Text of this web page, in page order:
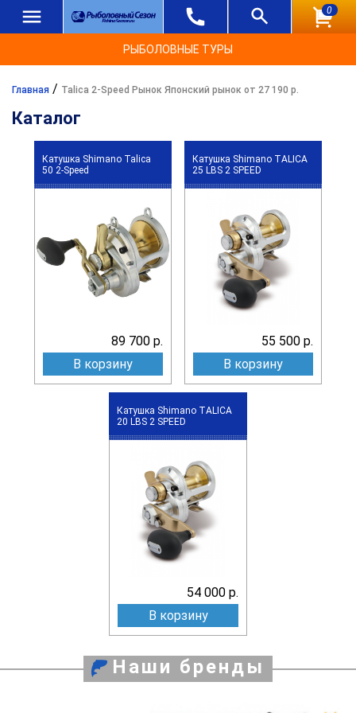
0
РЫБОЛОВНЫЕ ТУРЫ
Главная / Talica 2-Speed Рынок Японский рынок от 27 190 р.
Каталог
Катушка Shimano Talica
50 2-Speed
89 700 р.
В корзину
Катушка Shimano TALICA
25 LBS 2 SPEED
55 500 р.
В корзину
Катушка Shimano TALICA
20 LBS 2 SPEED
54 000 р.
В корзину
Наши бренды